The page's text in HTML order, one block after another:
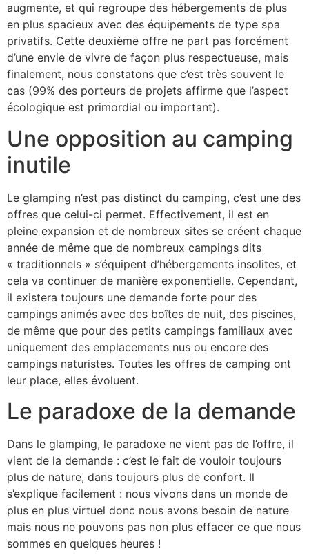
augmente, et qui regroupe des hébergements de plus
en plus spacieux avec des équipements de type spa
privatifs. Cette deuxième offre ne part pas forcément
d’une envie de vivre de façon plus respectueuse, mais
finalement, nous constatons que c’est très souvent le
cas (99% des porteurs de projets affirme que l’aspect
écologique est primordial ou important).
Une opposition au camping
inutile
Le glamping n’est pas distinct du camping, c’est une des
offres que celui-ci permet. Effectivement, il est en
pleine expansion et de nombreux sites se créent chaque
année de même que de nombreux campings dits
« traditionnels » s’équipent d’hébergements insolites, et
cela va continuer de manière exponentielle. Cependant,
il existera toujours une demande forte pour des
campings animés avec des boîtes de nuit, des piscines,
de même que pour des petits campings familiaux avec
uniquement des emplacements nus ou encore des
campings naturistes. Toutes les offres de camping ont
leur place, elles évoluent.
Le paradoxe de la demande
Dans le glamping, le paradoxe ne vient pas de l’offre, il
vient de la demande : c’est le fait de vouloir toujours
plus de nature, dans toujours plus de confort. Il
s’explique facilement : nous vivons dans un monde de
plus en plus virtuel donc nous avons besoin de nature
mais nous ne pouvons pas non plus effacer ce que nous
sommes en quelques heures !